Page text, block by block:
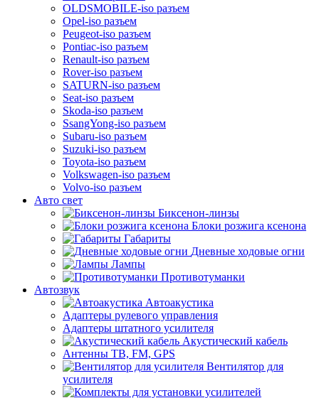
OLDSMOBILE-iso разъем
Opel-iso разъем
Peugeot-iso разъем
Pontiac-iso разъем
Renault-iso разъем
Rover-iso разъем
SATURN-iso разъем
Seat-iso разъем
Skoda-iso разъем
SsangYong-iso разъем
Subaru-iso разъем
Suzuki-iso разъем
Toyota-iso разъем
Volkswagen-iso разъем
Volvo-iso разъем
Авто свет
Биксенон-линзы
Блоки розжига ксенона
Габариты
Дневные ходовые огни
Лампы
Противотуманки
Автозвук
Автоакустика
Адаптеры рулевого управления
Адаптеры штатного усилителя
Акустический кабель
Антенны ТВ, FM, GPS
Вентилятор для
усилителя